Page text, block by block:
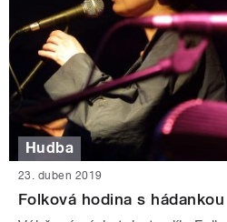
Hudba
23. duben 2019
Folková hodina s hádankou